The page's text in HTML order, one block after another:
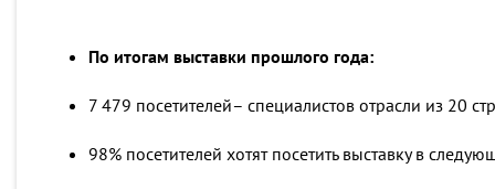
По итогам выставки прошлого года:
7 479 посетителей– специалистов отрасли из 20
98% посетителей хотят посетить выставку в